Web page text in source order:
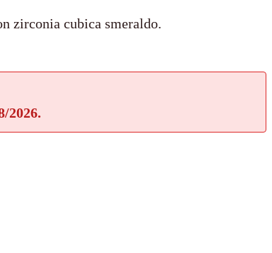
zirconia cubica smeraldo.
2026.